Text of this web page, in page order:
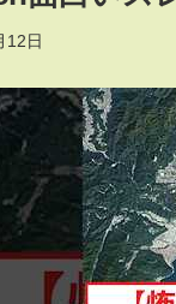
12日